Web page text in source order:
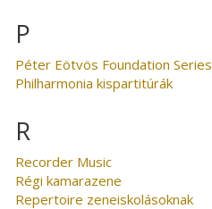
P
Péter Eötvös Foundation Series
Philharmonia kispartitúrák
R
Recorder Music
Régi kamarazene
Repertoire zeneiskolásoknak